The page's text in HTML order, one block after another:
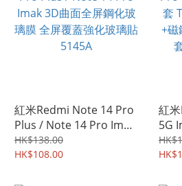
紅米Redmi Note 14 Pro
Plus / Note 14 Pro Imak
3D曲面全屏鋼化玻璃膜
全屏覆蓋強化玻璃貼
HK$138.00
HK$108.00
紅
5G
TPU
鐵